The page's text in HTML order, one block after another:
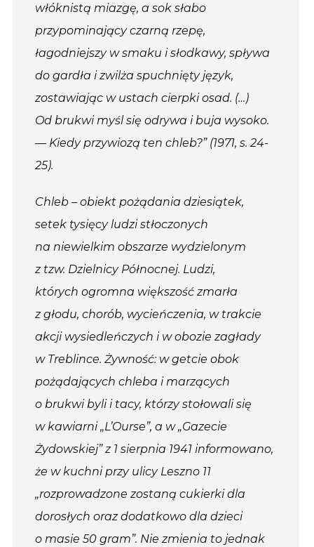
włóknistą miazgę, a sok słabo
przypominający czarną rzepę,
łagodniejszy w smaku i słodkawy, spływa
do gardła i zwilża spuchnięty język,
zostawiając w ustach cierpki osad. (…)
Od brukwi myśl się odrywa i buja wysoko.
— Kiedy przywiozą ten chleb?” (1971, s. 24-
25).
Chleb – obiekt pożądania dziesiątek,
setek tysięcy ludzi stłoczonych
na niewielkim obszarze wydzielonym
z tzw. Dzielnicy Północnej. Ludzi,
których ogromna większość zmarła
z głodu, chorób, wycieńczenia, w trakcie
akcji wysiedleńczych i w obozie zagłady
w Treblince. Żywność: w getcie obok
pożądających chleba i marzących
o brukwi byli i tacy, którzy stołowali się
w kawiarni „L’Ourse”, a w „Gazecie
Żydowskiej” z 1 sierpnia 1941 informowano,
że w kuchni przy ulicy Leszno 11
„rozprowadzone zostaną cukierki dla
dorosłych oraz dodatkowo dla dzieci
o masie 50 gram”. Nie zmienia to jednak